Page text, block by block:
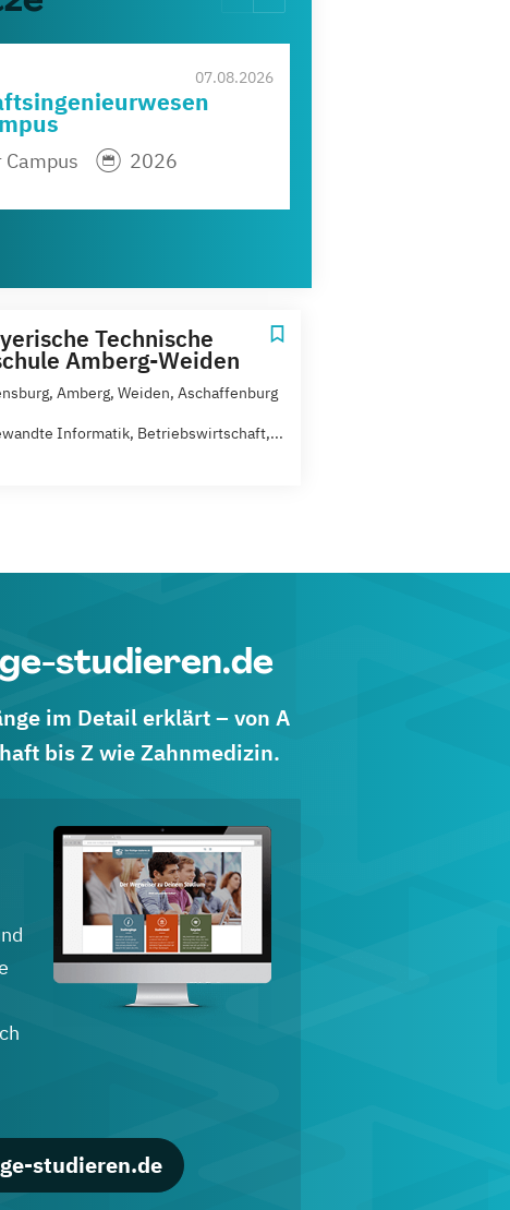
07.08.2026
2026
Technische
Amberg-Weiden
Amberg, Weiden, Aschaffenburg
Informatik, Betriebswirtschaft,...
studieren.de
im Detail erklärt – von A
bis Z wie Zahnmedizin.
studieren.de